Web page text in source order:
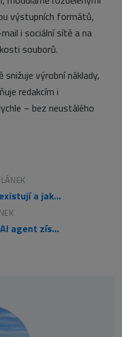
výstupních formátů,
i sociální sítě a na
souborů.
výrobní náklady,
redakcím i
– bez neustálého
AI agenti: Jaké typy existují a jak fungují
OpenClaw Skills: Jak AI agent získává nové schopnosti